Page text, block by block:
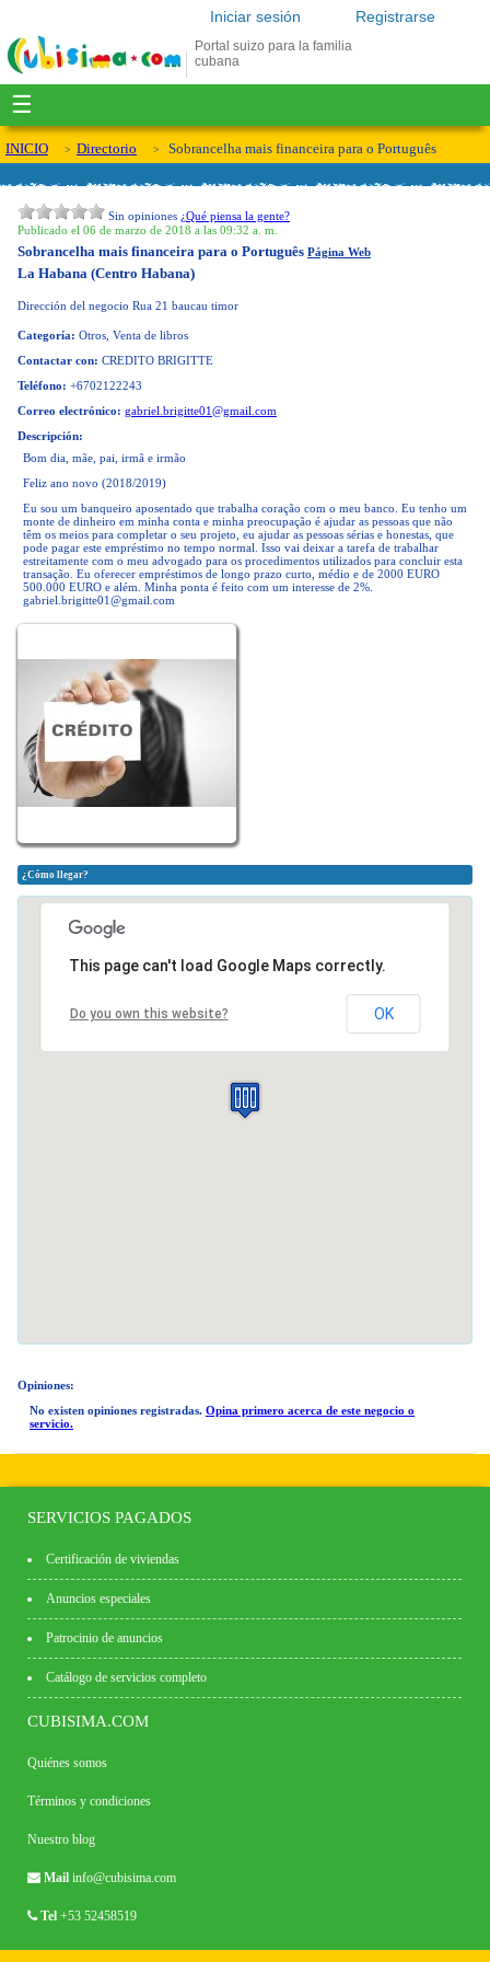
Registrarse
Iniciar sesión
Portal suizo para la familia
cubana
☰
INICIO Directorio Sobrancelha mais financeira para o Português
Sin opiniones ¿Qué piensa la gente?
Publicado el 06 de marzo de 2018 a las 09:32 a. m.
Sobrancelha mais financeira para o Português Página Web
La Habana (Centro Habana)
Dirección del negocio Rua 21 baucau timor
Categoría: Otros, Venta de libros
Contactar con: CREDITO BRIGITTE
Teléfono: +6702122243
Correo electrónico: gabriel.brigitte01@gmail.com
Descripción:
Bom dia, mãe, pai, irmã e irmão
Feliz ano novo (2018/2019)
Eu sou um banqueiro aposentado que trabalha coração com o meu banco. Eu tenho um
monte de dinheiro em minha conta e minha preocupação é ajudar as pessoas que não
têm os meios para completar o seu projeto, eu ajudar as pessoas sérias e honestas, que
pode pagar este empréstimo no tempo normal. Isso vai deixar a tarefa de trabalhar
estreitamente com o meu advogado para os procedimentos utilizados para concluir esta
transação. Eu oferecer empréstimos de longo prazo curto, médio e de 2000 EURO
500.000 EURO e além. Minha ponta é feito com um interesse de 2%.
gabriel.brigitte01@gmail.com
¿Cómo llegar?
This page can't load Google Maps correctly.
Do you own this website? OK
Opiniones:
No existen opiniones registradas. Opina primero acerca de este negocio o
servicio.
SERVICIOS PAGADOS
Certificación de viviendas
Anuncios especiales
Patrocinio de anuncios
Catálogo de servicios completo
CUBISIMA.COM
Quiénes somos
Términos y condiciones
Nuestro blog
Mail info@cubisima.com
Tel +53 52458519